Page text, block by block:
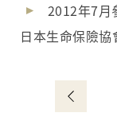
2012年7月
日本生命保險協